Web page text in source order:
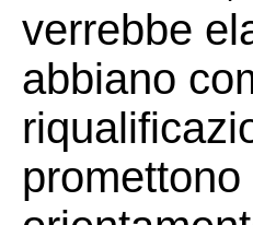
verrebbe
abbiano